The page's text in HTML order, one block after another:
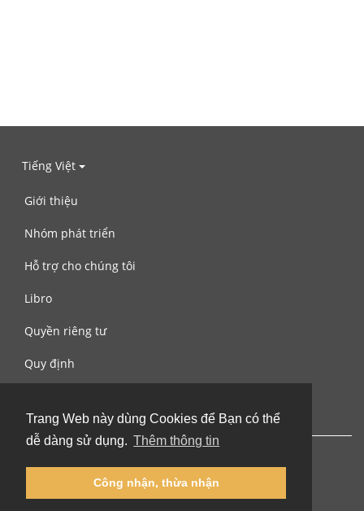
Trang Web này dùng Cookies để Bạn có thể
dễ dàng sử dụng. Thêm thông tin
Công nhận, thừa nhận
Tiếng Việt
Giới thiệu
Nhóm phát triển
Hỗ trợ cho chúng tôi
Libro
Quyền riêng tư
Quy định
© 2002-2026 lernu.net |Impressum